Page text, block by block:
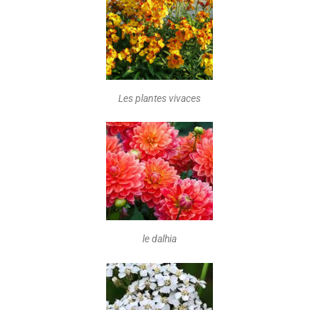
Les plantes vivaces
le dalhia